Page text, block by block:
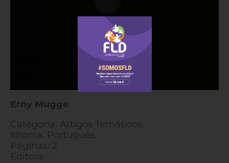
Erny Mugge
Categoria: Artigos Temáticos.
Idioma: Português.
Páginas: 2.
Editora: .